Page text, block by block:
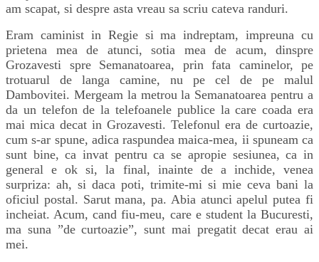
am scapat, si despre asta vreau sa scriu cateva randuri.
Eram caminist in Regie si ma indreptam, impreuna cu
prietena mea de atunci, sotia mea de acum, dinspre
Grozavesti spre Semanatoarea, prin fata caminelor, pe
trotuarul de langa camine, nu pe cel de pe malul
Dambovitei. Mergeam la metrou la Semanatoarea pentru a
da un telefon de la telefoanele publice la care coada era
mai mica decat in Grozavesti. Telefonul era de curtoazie,
cum s-ar spune, adica raspundea maica-mea, ii spuneam ca
sunt bine, ca invat pentru ca se apropie sesiunea, ca in
general e ok si, la final, inainte de a inchide, venea
surpriza: ah, si daca poti, trimite-mi si mie ceva bani la
oficiul postal. Sarut mana, pa. Abia atunci apelul putea fi
incheiat. Acum, cand fiu-meu, care e student la Bucuresti,
ma suna ”de curtoazie”, sunt mai pregatit decat erau ai
mei.